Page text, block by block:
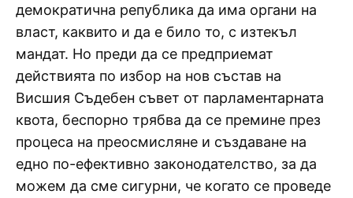
демократична република да има органи на
власт, каквито и да е било то, с изтекъл
мандат. Но преди да се предприемат
действията по избор на нов състав на
Висшия Съдебен съвет от парламентарната
квота, беспорно трябва да се премине през
процеса на преосмисляне и създаване на
едно по-ефективно законодателство, за да
можем да сме сигурни, че когато се проведе